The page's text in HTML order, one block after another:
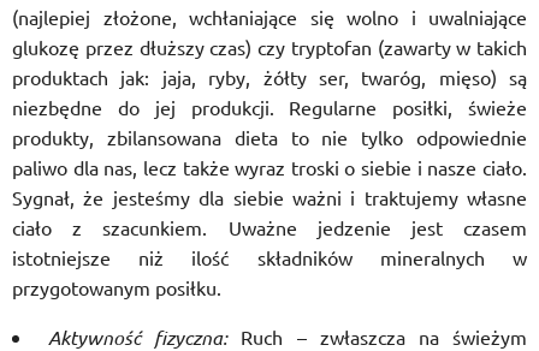
(najlepiej złożone, wchłaniające się wolno i uwalniające
glukozę przez dłuższy czas) czy tryptofan (zawarty w takich
produktach jak: jaja, ryby, żółty ser, twaróg, mięso) są
niezbędne do jej produkcji. Regularne posiłki, świeże
produkty, zbilansowana dieta to nie tylko odpowiednie
paliwo dla nas, lecz także wyraz troski o siebie i nasze ciało.
Sygnał, że jesteśmy dla siebie ważni i traktujemy własne
ciało z szacunkiem. Uważne jedzenie jest czasem
istotniejsze niż ilość składników mineralnych w
przygotowanym posiłku.
Aktywność fizyczna:Ruch – zwłaszcza na świeżym